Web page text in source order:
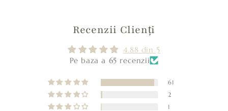
Recenzii Clienți
4.88 din 5
Pe baza a 65 recenzii
61
2
1